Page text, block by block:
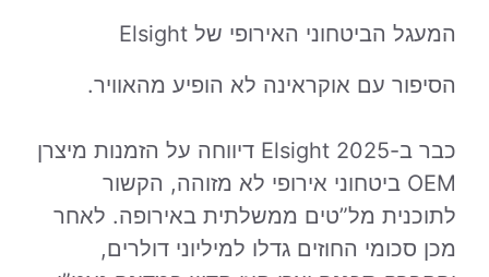
המעגל הביטחוני האירופי של Elsight
הסיפור עם אוקראינה לא הופיע מהאוויר.
כבר ב-2025 Elsight דיווחה על הזמנות מיצרן
OEM ביטחוני אירופי לא מזוהה, הקשור
לתוכנית מל”טים ממשלתית באירופה. לאחר
מכן סכומי החוזים גדלו למיליוני דולרים,